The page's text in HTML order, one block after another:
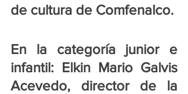
de cultura de Comfenalco.
En la categoría junior e
infantil: Elkin Mario Galvis
Acevedo, director de la